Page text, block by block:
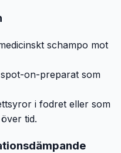
schampo mot
on-preparat som
i fodret eller som
tid.